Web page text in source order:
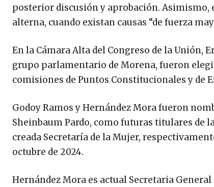
posterior discusión y aprobación. Asimismo,
alterna, cuando existan causas “de fuerza
En la Cámara Alta del Congreso de la Unión,
grupo parlamentario de Morena, fueron
comisiones de Puntos Constitucionales y de
Godoy Ramos y Hernández Mora fueron
Sheinbaum Pardo, como futuras titulares de
creada Secretaría de la Mujer,
octubre de 2024.
Hernández Mora es actual Secretaria